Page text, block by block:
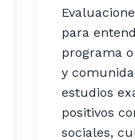
para
programa
y
estudios
positivos
sociales,